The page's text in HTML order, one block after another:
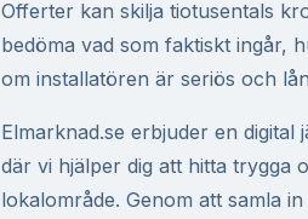
Offerter kan skilja tiotusentals
bedöma vad som faktiskt ingår,
om installatören är seriös och
Elmarknad.se erbjuder en
där vi hjälper dig att hitta trygga
lokalområde. Genom att samla